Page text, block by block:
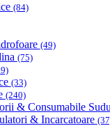
(84)
(49)
(75)
(33)
(240)
& Consumabile
& Incarcatoare